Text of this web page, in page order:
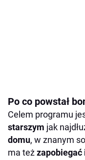
Po co powstał
Celem programu
starszym jak
domu, w znanym
ma teżzapobiegać